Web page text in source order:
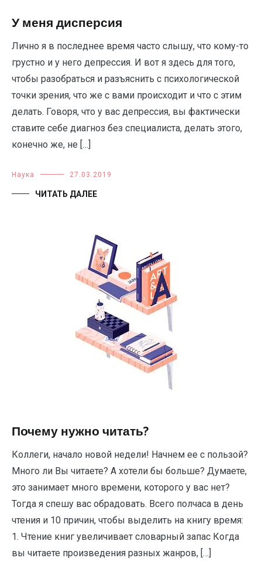
У меня дисперсия
Лично я в последнее время часто слышу, что кому-то
грустно и у него депрессия. И вот я здесь для того,
чтобы разобраться и разъяснить с психологической
точки зрения, что же с вами происходит и что с этим
делать. Говоря, что у вас депрессия, вы фактически
ставите себе диагноз без специалиста, делать этого,
конечно же, не […]
Наука 27.03.2019
ЧИТАТЬ ДАЛЕЕ
Почему нужно читать?
Коллеги, начало новой недели! Начнем ее с пользой?
Много ли Вы читаете? А хотели бы больше? Думаете,
это занимает много времени, которого у вас нет?
Тогда я спешу вас обрадовать. Всего полчаса в день
чтения и 10 причин, чтобы выделить на книгу время:
1. Чтение книг увеличивает словарный запас Когда
вы читаете произведения разных жанров, […]